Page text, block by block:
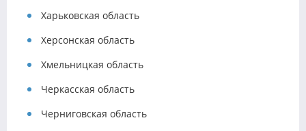
Харьковская область
Херсонская область
Хмельницкая область
Черкасская область
Черниговская область